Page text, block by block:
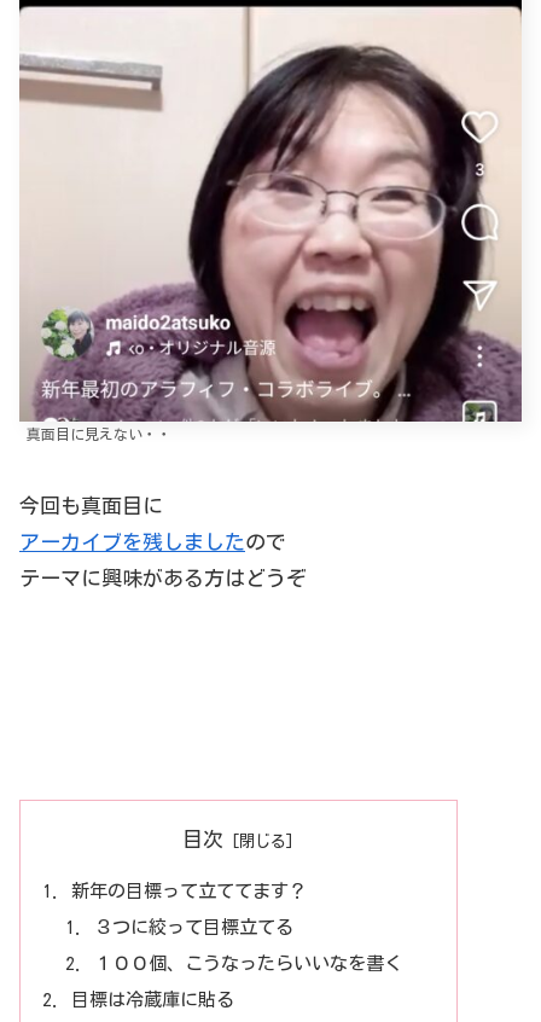
真面目に見えない・・
今回も真面目に
アーカイブを残しましたので
テーマに興味がある方はどうぞ
目次
新年の目標って立ててます？
３つに絞って目標立てる
１００個、こうなったらいいなを書く
目標は冷蔵庫に貼る